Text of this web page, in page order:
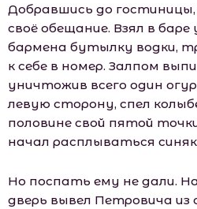
Добравшись до
своё обещание. Взял в
бармена бутылку водки,
к себе в номер. Залпом
уничтожив всего один
левую сторону, спел
половине свой пятой
начал расплываться
Но поспать ему не дали.
дверь вывел Петровича из